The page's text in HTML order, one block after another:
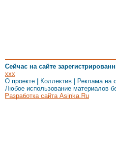
Сейчас на сайте
xxx
О проекте
Коллектив Реклама на
Любое использование материалов
Разработка сайта Asinka.Ru